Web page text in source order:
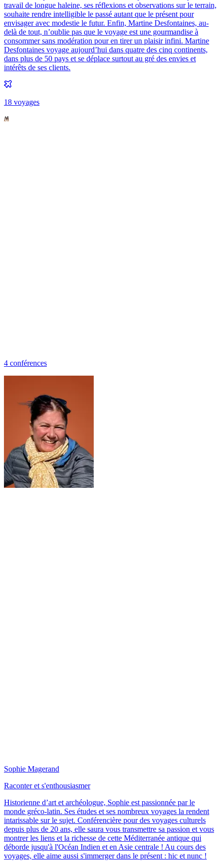
travail de longue haleine, ses réflexions et observations sur le terrain,
souhaite rendre intelligible le passé autant que le présent pour
envisager avec modestie le futur. Enfin, Martine Desfontaines, au-
delà de tout, n’oublie pas que le voyage est une gourmandise à
consommer sans modération pour en tirer un plaisir infini. Martine
Desfontaines voyage aujourd’hui dans quatre des cinq continents,
dans plus de 50 pays et se déplace surtout au gré des envies et
intérêts de ses clients.
18 voyages
4 conférences
Sophie Magerand
Raconter et s'enthousiasmer
Historienne d’art et archéologue, Sophie est passionnée par le
monde gréco-latin. Ses études et ses nombreux voyages la rendent
intarissable sur le sujet. Conférencière pour des voyages culturels
depuis plus de 20 ans, elle saura vous transmettre sa passion et vous
montrer les liens et la richesse de cette Méditerranée antique qui
déborde jusqu'à l'Océan Indien et en Asie centrale ! Au cours des
voyages, elle aime aussi s'immerger dans le présent : hic et nunc !